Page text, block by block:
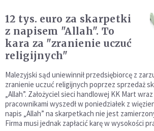
12 tys. euro za skarpetki
z napisem "Allah". To
kara za "zranienie uczuć
religijnych"
Malezyjski sąd uniewinnił przedsiębiorcę z
zranienie uczuć religijnych poprzez sprzedaż
„Allah”. Założyciel sieci handlowej KK Mart
pracownikami wyszedł w poniedziałek z
napis „Allah” na skarpetkach nie jest
Firma musi jednak zapłacić karę w wysokości